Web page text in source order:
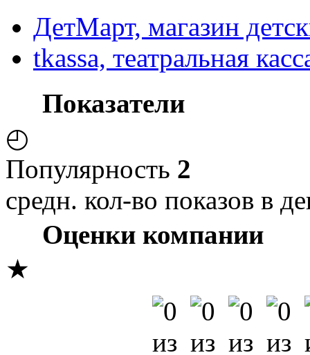
ДетМарт, магазин
tkassa, театральная
Показатели
◴
Популярность 2
средн. кол-во показов в
Оценки компании
★